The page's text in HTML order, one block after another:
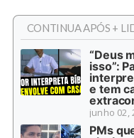
CONTINUA APÓS +
“Deus
isso”:
e tem
junho 02,
PMs